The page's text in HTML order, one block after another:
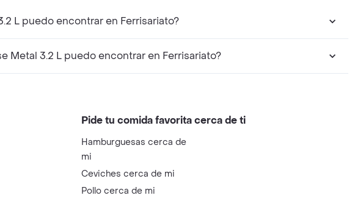
L puedo encontrar en Ferrisariato?
Metal 3.2 L puedo encontrar en Ferrisariato?
Pide tu comida favorita cerca de ti
Hamburguesas cerca de
mi
Ceviches cerca de mi
Pollo cerca de mi